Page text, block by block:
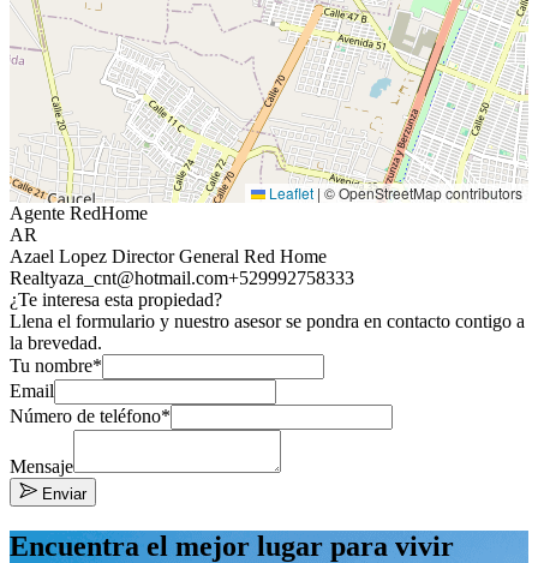
Leaflet | © OpenStreetMap contributors
Agente RedHome
AR
Azael Lopez Director General Red Home
Realtyaza_cnt@hotmail.com+529992758333
¿Te interesa esta propiedad?
Llena el formulario y nuestro asesor se pondra en contacto contigo a
la brevedad.
Tu nombre*
Email
Número de teléfono*
Mensaje
Enviar
Encuentra el mejor lugar para vivir